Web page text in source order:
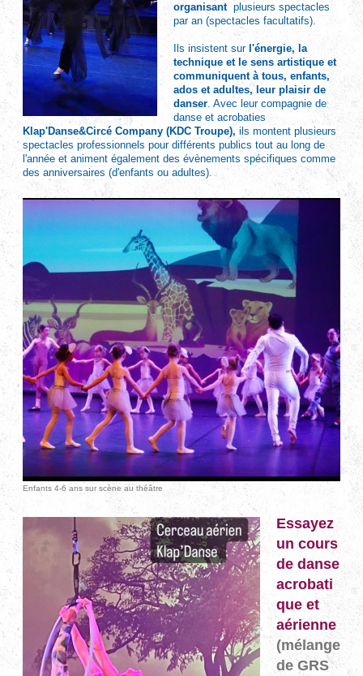
organisant plusieurs spectacles
par an (spectacles facultatifs).
Ils insistent sur l'énergie, la
technique et le sens artistique et
communiquent à tous, enfants,
ados et adultes, leur plaisir de
danser. Avec leur compagnie de
danse et acrobaties
Klap'Danse&Circé Company (KDC Troupe), ils montent plusieurs
spectacles professionnels pour différents publics tout au long de
l'année et animent également des évènements spécifiques comme
des anniversaires (d'enfants ou adultes).
Enfants 4-6 ans sur scène au théâtre
Essayez
un cours
de danse
acrobati
que et
aérienne
(mélange
de GRS